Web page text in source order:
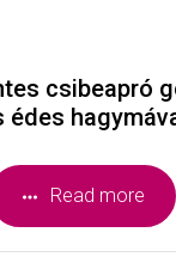
csibeapró
édes
Read more